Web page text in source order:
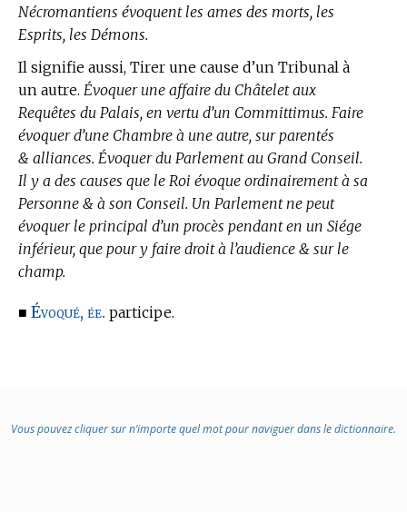
Nécromantiens évoquent les ames des morts, les
Esprits, les Démons.
Il signifie aussi, Tirer une cause d’un Tribunal à
un autre. Évoquer une affaire du Châtelet aux
Requêtes du Palais, en vertu d’un Committimus. Faire
évoquer d’une Chambre à une autre, sur parentés
& alliances. Évoquer du Parlement au Grand Conseil.
Il y a des causes que le Roi évoque ordinairement à sa
Personne & à son Conseil. Un Parlement ne peut
évoquer le principal d’un procès pendant en un Siége
inférieur, que pour y faire droit à l’audience & sur le
champ.
■ Évoqué, ée. participe.
Vous pouvez cliquer sur n’importe quel mot pour naviguer dans le dictionnaire.